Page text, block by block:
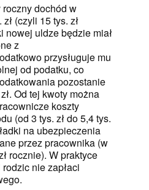
dochód w
(czyli 15 tys. zł
nowej uldze będzie miał
z
przysługuje mu
od podatku, co
pozostanie
Od tej kwoty można
koszty
(od 3 tys. zł do 5,4 tys.
na ubezpieczenia
przez pracownika (w
rocznie). W praktyce
nie zapłaci